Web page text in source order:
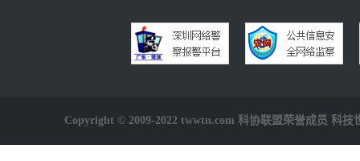
Copyright © 2009-2022 twwtn.com 科协联盟荣誉成员 科